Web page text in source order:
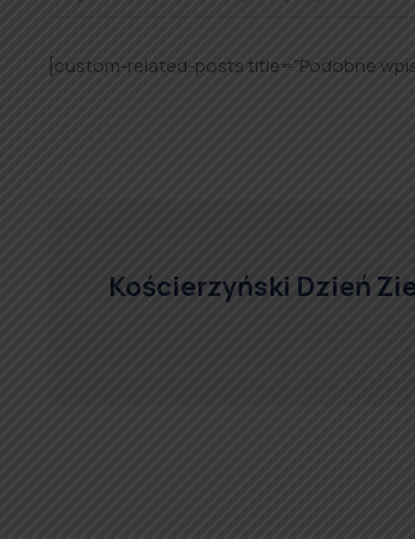
[custom-related-posts title=”Podobne
Kościerzyński Dzień